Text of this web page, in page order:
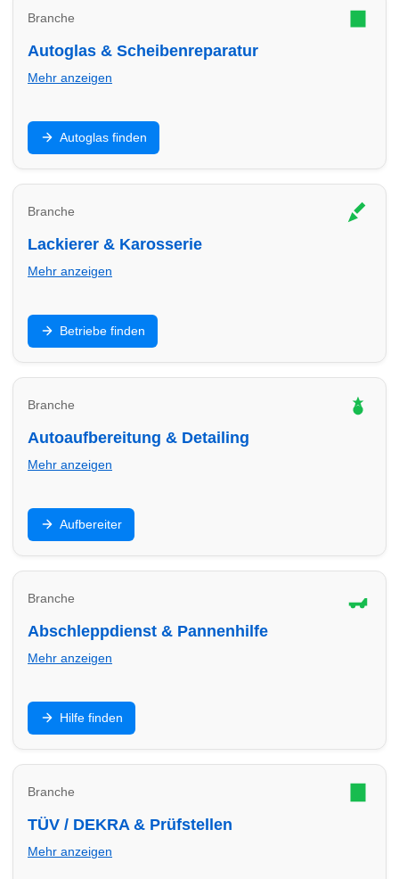
Branche
Autoglas & Scheibenreparatur
Mehr anzeigen
Steinschlag, Scheibentausch und Kalibrierung: Finde
Autoglas-Profis in Minden – oft kurzfristig mit klaren
Preisen.
Autoglas finden
Branche
Lackierer & Karosserie
Mehr anzeigen
Unfallinstandsetzung, Kratzer, Smart Repair: Finde
Lackier- und Karosseriebetriebe in Minden für saubere
Ergebnisse.
Betriebe finden
Branche
Autoaufbereitung & Detailing
Mehr anzeigen
Innenraum, Polster, Lackaufbereitung,
Keramikversiegelung: Finde Aufbereiter in Minden für
Werterhalt und Top-Optik.
Aufbereiter
Branche
Abschleppdienst & Pannenhilfe
Mehr anzeigen
Panne, Unfall oder Startproblem: Finde
Abschleppdienste in Minden – Hilfe, Transport und
sichere Abwicklung.
Hilfe finden
Branche
TÜV / DEKRA & Prüfstellen
Mehr anzeigen